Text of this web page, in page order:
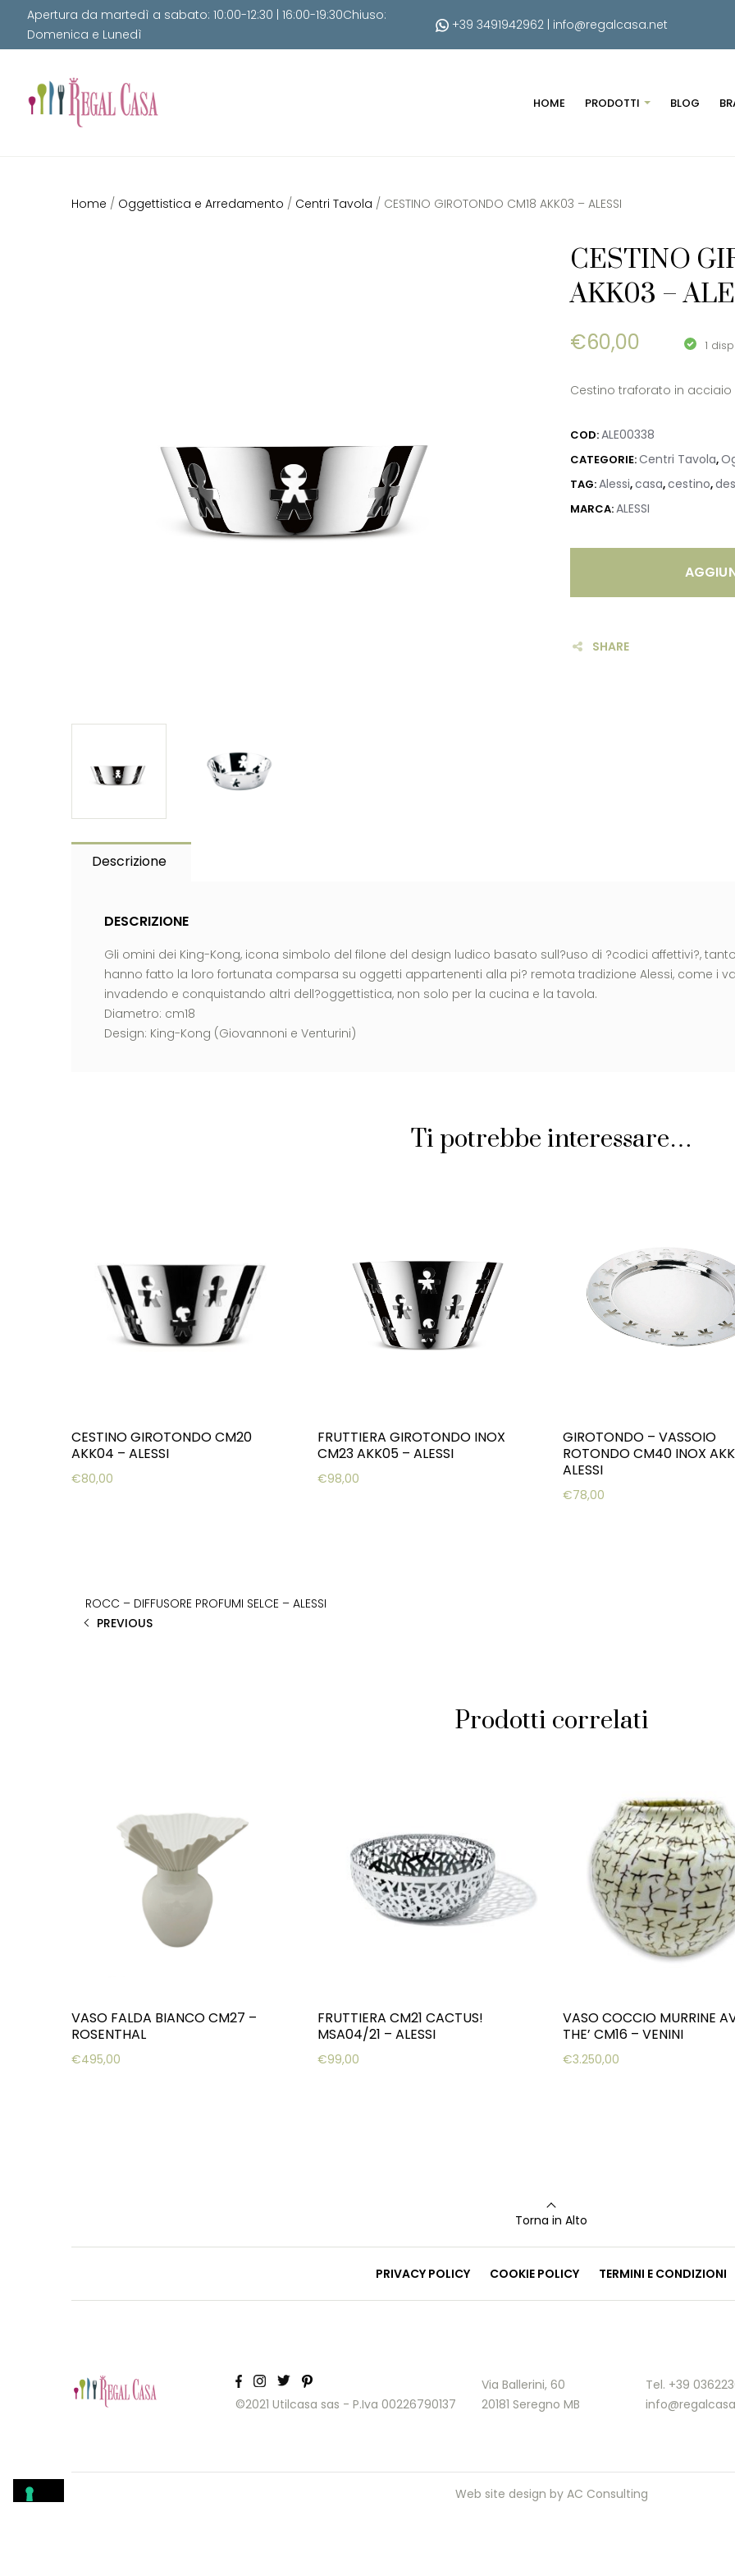
Apertura da martedì a sabato: 10:00-12:30 | 16:00-19:30Chiuso:
Domenica e Lunedì
+39 3491942962| info@regalcasa.net
HOME PRODOTTI BLOG
Home / Oggettistica e Arredamento / Centri Tavola / CESTINO GIROTONDO CM18 AKK03 – ALESSI
CESTINO
AKK03 –
€60,00 1
Cestino traforato in acciaio
COD:ALE00338
CATEGORIE:Centri Tavola,
TAG:Alessi,casa,cestino,
MARCA:ALESSI
SHARE
Descrizione
DESCRIZIONE
Gli omini dei King-Kong, icona simbolo del filone del design ludico basato sull?uso di ?codici affettivi?,
hanno fatto la loro fortunata comparsa su oggetti appartenenti alla pi? remota tradizione Alessi, come i
invadendo e conquistando altri dell?oggettistica, non solo per la cucina e la tavola.
Diametro: cm18
Design: King-Kong (Giovannoni e Venturini)
Ti potrebbe interessare…
CESTINO GIROTONDO CM20
AKK04 – ALESSI
€80,00
FRUTTIERA GIROTONDO INOX
CM23 AKK05 – ALESSI
€98,00
GIROTONDO – VASSOIO
ROTONDO CM40 INOX
ALESSI
€78,00
ROCC – DIFFUSORE PROFUMI SELCE – ALESSI
PREVIOUS
Prodotti correlati
VASO FALDA BIANCO CM27 –
ROSENTHAL
€495,00
FRUTTIERA CM21 CACTUS!
MSA04/21 – ALESSI
€99,00
VASO COCCIO MURRINE
THE’ CM16 – VENINI
€3.250,00
Torna in Alto
PRIVACY POLICY COOKIE POLICY TERMINI E CONDIZIONI
©2021 Utilcasa sas - P.Iva 00226790137
Via Ballerini, 60
20181 Seregno MB
Tel. +39
Web site design by AC Consulting